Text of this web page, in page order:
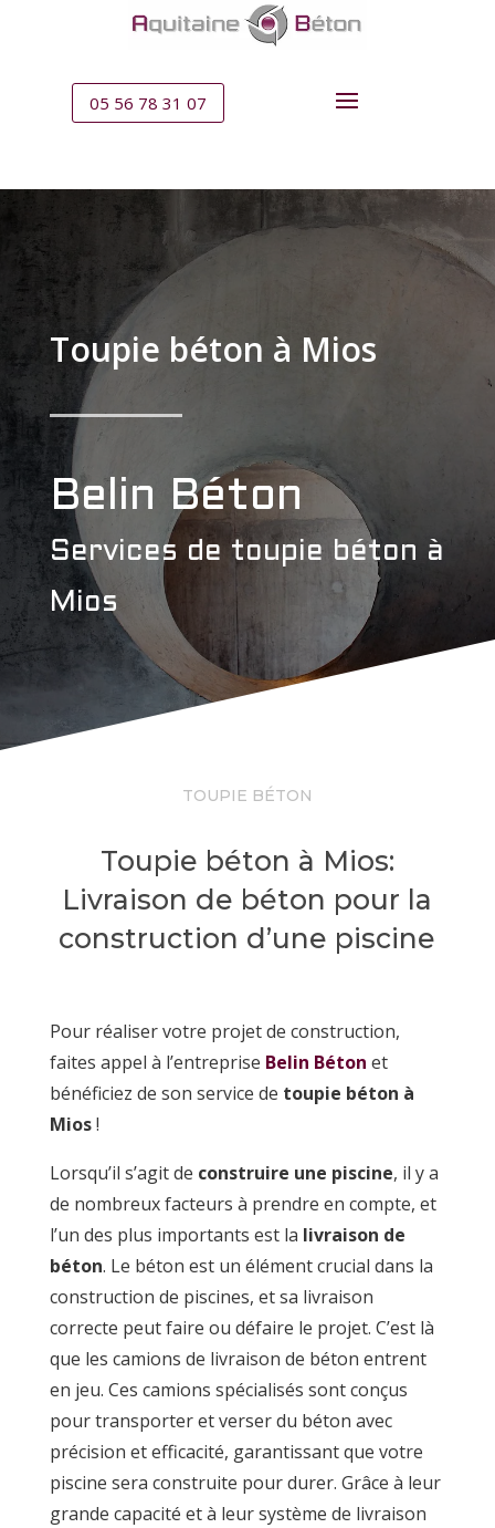
05 56 78 31 07
Toupie béton à Mios
Belin Béton
Services de toupie béton à
Mios
TOUPIE BÉTON
Toupie béton à Mios:
Livraison de béton pour la
construction d’une piscine
Pour réaliser votre projet de construction,
faites appel à l’entreprise Belin Béton et
bénéficiez de son service de toupie béton à
Mios!
Lorsqu’il s’agit de construire une piscine, il y a
de nombreux facteurs à prendre en compte, et
l’un des plus importants est la livraison de
béton. Le béton est un élément crucial dans la
construction de piscines, et sa livraison
correcte peut faire ou défaire le projet. C’est là
que les camions de livraison de béton entrent
en jeu. Ces camions spécialisés sont conçus
pour transporter et verser du béton avec
précision et efficacité, garantissant que votre
piscine sera construite pour durer. Grâce à leur
grande capacité et à leur système de livraison